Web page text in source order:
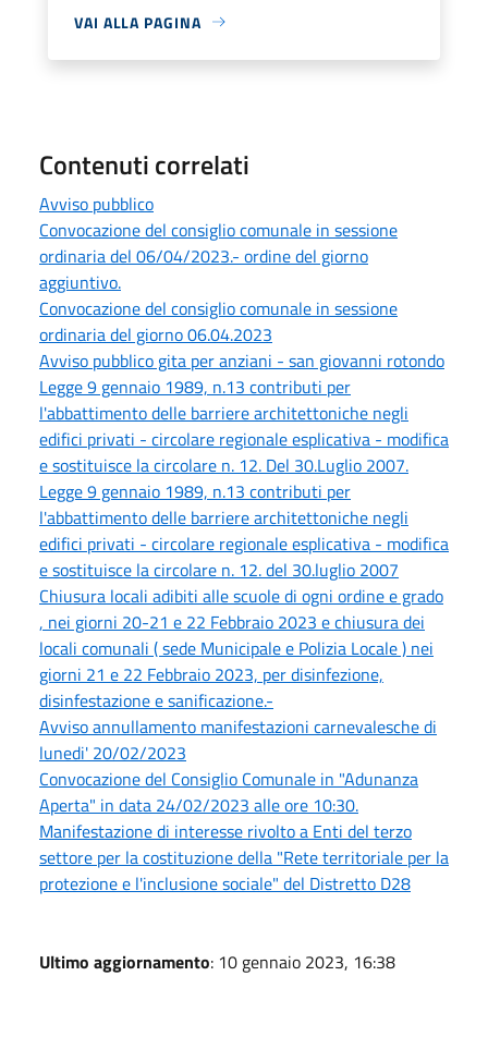
VAI ALLA PAGINA
Contenuti correlati
Avviso pubblico
Convocazione del consiglio comunale in sessione
ordinaria del 06/04/2023.- ordine del giorno
aggiuntivo.
Convocazione del consiglio comunale in sessione
ordinaria del giorno 06.04.2023
Avviso pubblico gita per anziani - san giovanni rotondo
Legge 9 gennaio 1989, n.13 contributi per
l'abbattimento delle barriere architettoniche negli
edifici privati - circolare regionale esplicativa - modifica
e sostituisce la circolare n. 12. Del 30.Luglio 2007.
Legge 9 gennaio 1989, n.13 contributi per
l'abbattimento delle barriere architettoniche negli
edifici privati - circolare regionale esplicativa - modifica
e sostituisce la circolare n. 12. del 30.luglio 2007
Chiusura locali adibiti alle scuole di ogni ordine e grado
, nei giorni 20-21 e 22 Febbraio 2023 e chiusura dei
locali comunali ( sede Municipale e Polizia Locale ) nei
giorni 21 e 22 Febbraio 2023, per disinfezione,
disinfestazione e sanificazione.-
Avviso annullamento manifestazioni carnevalesche di
lunedi' 20/02/2023
Convocazione del Consiglio Comunale in "Adunanza
Aperta" in data 24/02/2023 alle ore 10:30.
Manifestazione di interesse rivolto a Enti del terzo
settore per la costituzione della "Rete territoriale per la
protezione e l'inclusione sociale" del Distretto D28
Ultimo aggiornamento: 10 gennaio 2023, 16:38